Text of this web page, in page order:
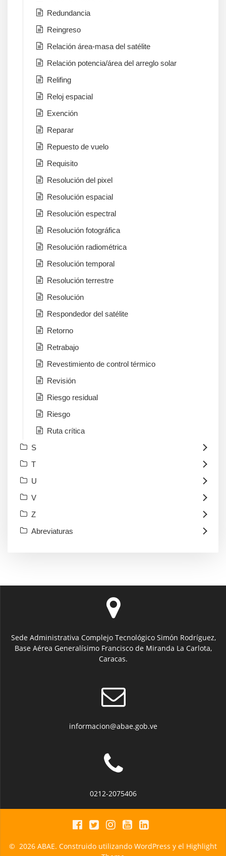
Redundancia
Reingreso
Relación área-masa del satélite
Relación potencia/área del arreglo solar
Relifing
Reloj espacial
Exención
Reparar
Repuesto de vuelo
Requisito
Resolución del pixel
Resolución espacial
Resolución espectral
Resolución fotográfica
Resolución radiométrica
Resolución temporal
Resolución terrestre
Resolución
Respondedor del satélite
Retorno
Retrabajo
Revestimiento de control térmico
Revisión
Riesgo residual
Riesgo
Ruta crítica
S
T
U
V
Z
Abreviaturas
Sede Administrativa Complejo Tecnológico Simón Rodríguez,
Base Aérea Generalísimo Francisco de Miranda La Carlota,
Caracas.
informacion@abae.gob.ve
0212-2075406
© 2026 ABAE. Construido utilizando WordPress y el Highlight